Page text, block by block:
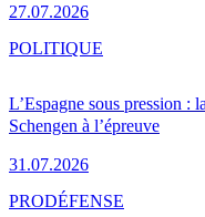
27.07.2026
L’Espagne sous pression :
Schengen à l’épreuve
31.07.2026
POLITIQUE
PRODÉFENSE